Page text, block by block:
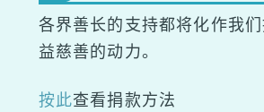
各界善长的支持都将化作我
益慈善的动力。
按此查看捐款方法